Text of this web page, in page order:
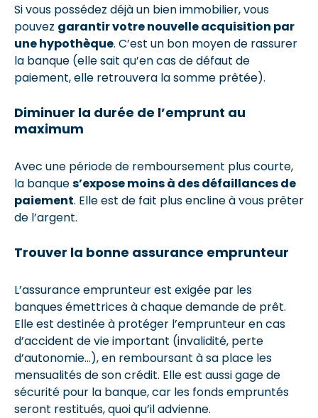
Si vous possédez déjà un bien immobilier, vous
pouvez garantir votre nouvelle acquisition par
une hypothèque. C’est un bon moyen de rassurer
la banque (elle sait qu’en cas de défaut de
paiement, elle retrouvera la somme prêtée).
Diminuer la durée de l’emprunt au
maximum
Avec une période de remboursement plus courte,
la banques’expose moins à des défaillances de
paiement. Elle est de fait plus encline à vous prêter
de l’argent.
Trouver la bonne assurance emprunteur
L’assurance emprunteur est exigée par les
banques émettrices à chaque demande de prêt.
Elle est destinée à protéger l’emprunteur en cas
d’accident de vie important (invalidité, perte
d’autonomie…), en remboursant à sa place les
mensualités de son crédit. Elle est aussi gage de
sécurité pour la banque, car les fonds empruntés
seront restitués, quoi qu’il advienne.